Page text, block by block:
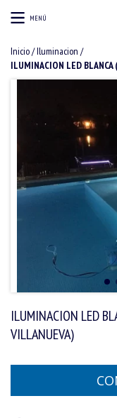
MENÚ
Inicio/Iluminacion /
ILUMINACION LED
ILUMINACION LED
VILLANUEVA)